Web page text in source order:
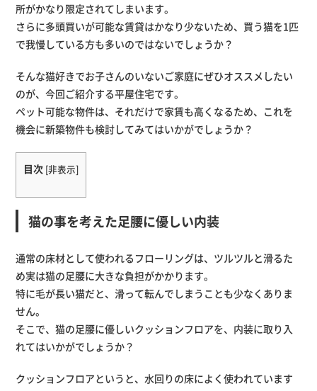
所がかなり限定されてしまいます。
さらに多頭買いが可能な賃貸はかなり少ないため、買う猫を1匹
で我慢している方も多いのではないでしょうか？
そんな猫好きでお子さんのいないご家庭にぜひオススメしたい
のが、今回ご紹介する平屋住宅です。
ペット可能な物件は、それだけで家賃も高くなるため、これを
機会に新築物件も検討してみてはいかがでしょうか？
目次 [非表示]
猫の事を考えた足腰に優しい内装
通常の床材として使われるフローリングは、ツルツルと滑るた
め実は猫の足腰に大きな負担がかかります。
特に毛が長い猫だと、滑って転んでしまうことも少なくありま
せん。
そこで、猫の足腰に優しいクッションフロアを、内装に取り入
れてはいかがでしょうか？
クッションフロアというと、水回りの床によく使われています